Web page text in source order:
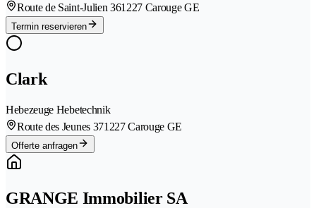
Route de Saint-Julien 361227 Carouge GE
Termin reservieren
Clark
Hebezeuge Hebetechnik
Route des Jeunes 371227 Carouge GE
Offerte anfragen
GRANGE Immobilier SA